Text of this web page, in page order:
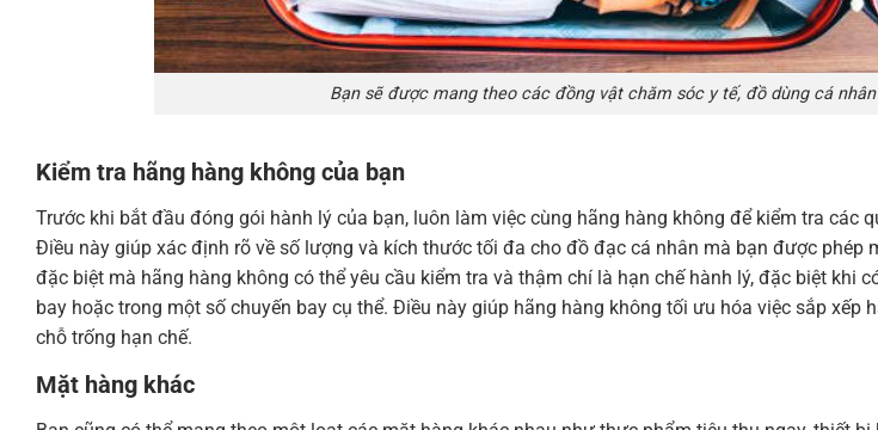
Bạn sẽ được mang theo các đồng vật chăm sóc y tế, đồ dùng cá nhân
Kiểm tra hãng hàng không của bạn
Trước khi bắt đầu đóng gói hành lý của bạn, luôn làm việc cùng hãng hàng không để kiểm tra các
Điều này giúp xác định rõ về số lượng và kích thước tối đa cho đồ đạc cá nhân mà bạn được phép
đặc biệt mà hãng hàng không có thể yêu cầu kiểm tra và thậm chí là hạn chế hành lý, đặc biệt khi
bay hoặc trong một số chuyến bay cụ thể. Điều này giúp hãng hàng không tối ưu hóa việc sắp xếp
chỗ trống hạn chế.
Mặt hàng khác